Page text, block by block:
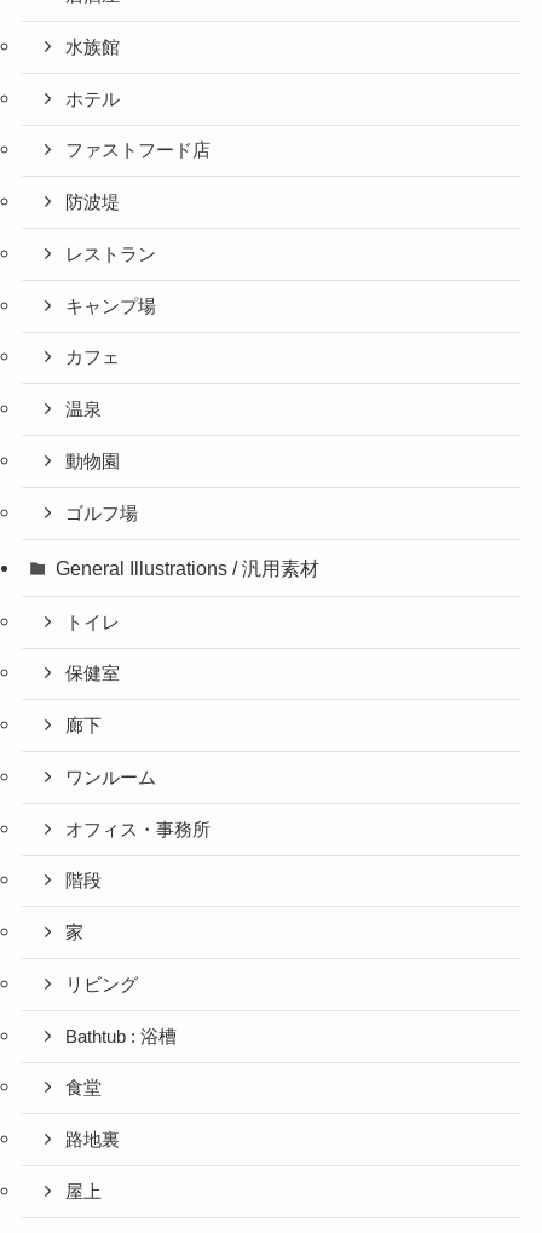
水族館
ホテル
ファストフード店
防波堤
レストラン
キャンプ場
カフェ
温泉
動物園
ゴルフ場
General Illustrations / 汎用素材
トイレ
保健室
廊下
ワンルーム
オフィス・事務所
階段
家
リビング
Bathtub : 浴槽
食堂
路地裏
屋上